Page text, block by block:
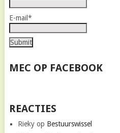
E-mail*
MEC OP FACEBOOK
REACTIES
Riekyop Bestuurswissel